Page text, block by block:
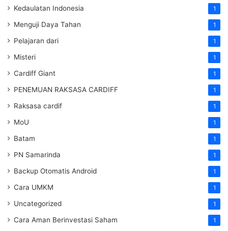
Kedaulatan Indonesia 1
Menguji Daya Tahan 1
Pelajaran dari 1
Misteri 1
Cardiff Giant 1
PENEMUAN RAKSASA CARDIFF 1
Raksasa cardif 1
MoU 1
Batam 1
PN Samarinda 1
Backup Otomatis Android 1
Cara UMKM 1
Uncategorized 1
Cara Aman Berinvestasi Saham 1